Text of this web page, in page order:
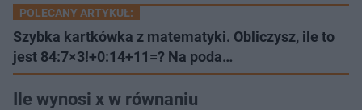
POLECANY ARTYKUŁ:
Szybka kartkówka z matematyki. Obliczysz, ile to
jest 84:7×3!+0:14+11=? Na poda…
Ile wynosi x w równaniu